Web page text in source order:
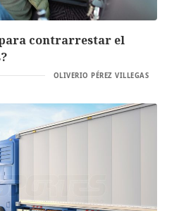
para contrarrestar el
OLIVERIO PÉREZ VILLEGAS